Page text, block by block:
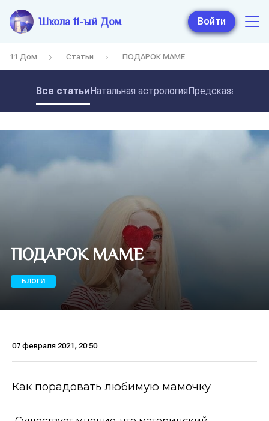
Школа 11-ый Дом Войти
11 Дом Статьи ПОДАРОК МАМЕ
Все статьиНатальная астрология
ПОДАРОК МАМЕ
БЛОГИ
07 февраля 2021, 20:50
Как порадовать любимую мамочку